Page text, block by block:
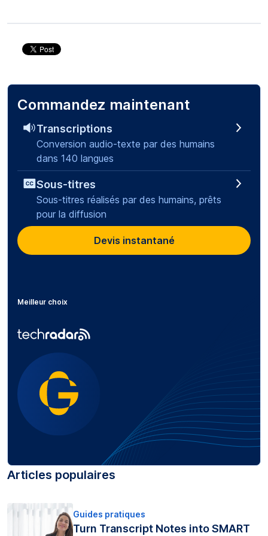
Commandez maintenant
Transcriptions
Conversion audio-texte par des humains
dans 140 langues
Sous-titres
Sous-titres réalisés par des humains, prêts
pour la diffusion
Devis instantané
Meilleur choix
Articles populaires
Guides pratiques
Turn Transcript Notes into SMART